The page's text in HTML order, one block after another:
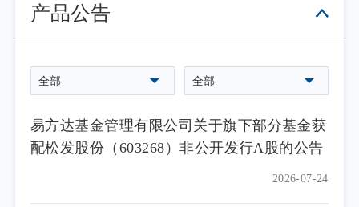
产品公告
全部 全部
易方达基金管理有限公司关于旗下部分基金获
配松发股份（603268）非公开发行A股的公告
2026-07-24